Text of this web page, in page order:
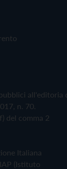
all'editoria
n. 70.
del comma 2
Italiana
(Istituto